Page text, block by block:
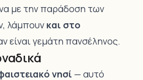
με την παράδοση των
λάμπουν και στο
είναι γεμάτη πανσέληνος.
νησί — αυτό